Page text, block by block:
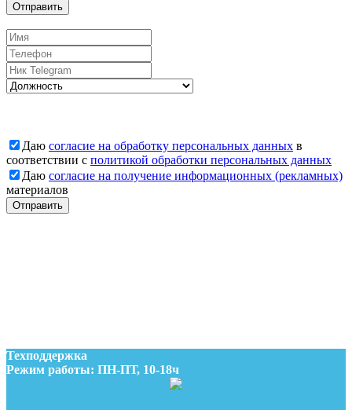
Отправить
Даю согласие на обработку персональных данных в
соответствии с политикой обработки персональных данных
Даю согласие на получение информационных (рекламных)
материалов
Отправить
Техподдержка
Режим работы: ПН-ПТ, 10-18ч